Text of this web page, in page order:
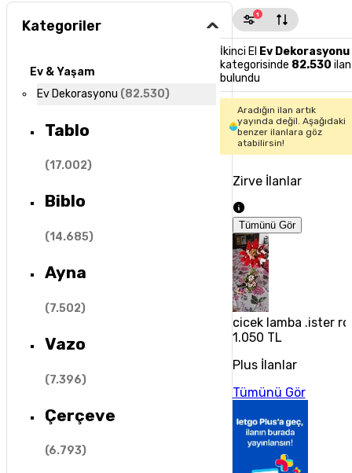
Kategoriler
Ev & Yaşam
Ev Dekorasyonu (82.530)
Tablo
(17.002)
Biblo
(14.685)
Ayna
(7.502)
Vazo
(7.396)
Çerçeve
(6.793)
1
İkinci El Ev Dekorasyonu
kategorisinde 82.530 ilan
bulundu
Aradığın ilan artık
yayında değil. Aşağıdaki
benzer ilanlara göz
atabilirsin!
Zirve İlanlar
Tümünü Gör
cicek lamba .ister
1.050 TL
Plus İlanlar
Tümünü Gör